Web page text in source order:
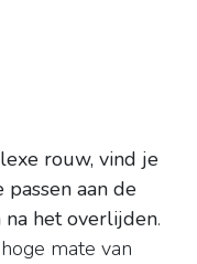
rouw, vind je
aan de
na het overlijden.
mate van